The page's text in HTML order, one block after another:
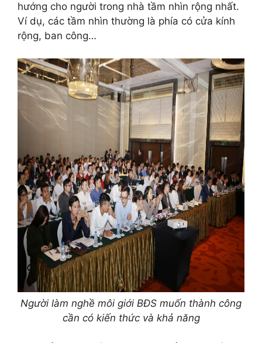
hướng cho người trong nhà tầm nhìn rộng nhất.
Ví dụ, các tầm nhìn thường là phía có cửa kính
rộng, ban công…
Người làm nghề môi giới BĐS muốn thành công
cần có kiến thức và khả năng